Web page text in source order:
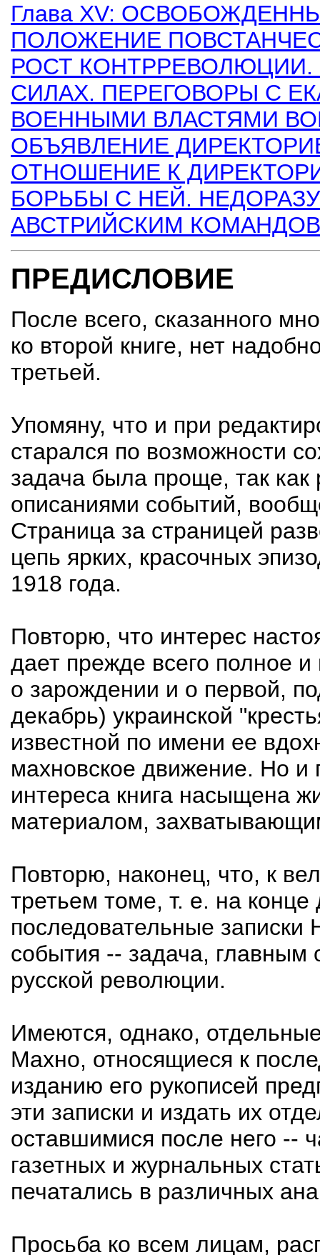
Глава XV:
ПОЛОЖЕНИЕ
РОСТ КОНТРРЕВОЛЮЦИИ.
СИЛАХ. ПЕРЕГОВОРЫ С
ВОЕННЫМИ ВЛАСТЯМИ
ОБЪЯВЛЕНИЕ
ОТНОШЕНИЕ К
БОРЬБЫ С НЕЙ.
АВСТРИЙСКИМ
ПРЕДИСЛОВИЕ
После всего, сказанного
ко второй книге, нет
третьей.
Упомяну, что и при
старался по возможности
задача была проще, так
описаниями событий,
Страница за страницей
цепь ярких, красочных
1918 года.
Повторю, что интерес
дает прежде всего полное
о зарождении и о первой,
декабрь) украинской
известной по имени ее
махновское движение. Но и
интереса книга насыщена
материалом,
Повторю, наконец, что, к
третьем томе, т. е. на
последовательные
события -- задача, главным
русской революции.
Имеются, однако,
Махно, относящиеся к
изданию его рукописей
эти записки и издать их
оставшимися после него --
газетных и журнальных
печатались в различных
Просьба ко всем лицам,